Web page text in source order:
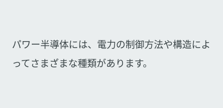
パワー半導体には、電力の制御方法や構造によ
ってさまざまな種類があります。